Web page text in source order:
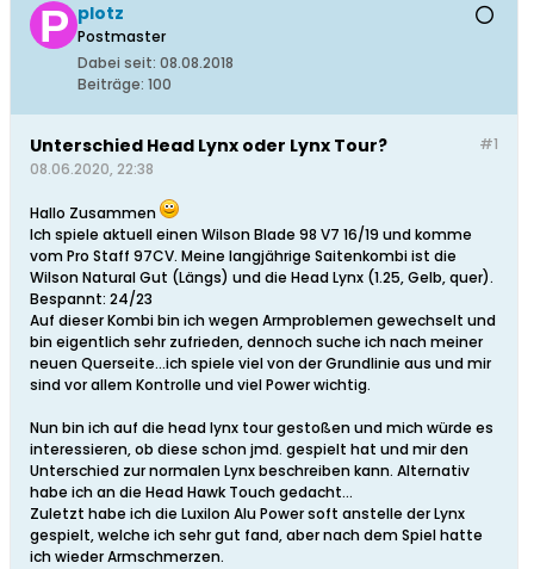
plotz
Postmaster
Dabei seit: 08.08.2018
Beiträge: 100
#1
Unterschied Head Lynx oder Lynx Tour?
08.06.2020, 22:38
Hallo Zusammen
Ich spiele aktuell einen Wilson Blade 98 V7 16/19 und komme
vom Pro Staff 97CV. Meine langjährige Saitenkombi ist die
Wilson Natural Gut (Längs) und die Head Lynx (1.25, Gelb, quer).
Bespannt: 24/23
Auf dieser Kombi bin ich wegen Armproblemen gewechselt und
bin eigentlich sehr zufrieden, dennoch suche ich nach meiner
neuen Querseite...ich spiele viel von der Grundlinie aus und mir
sind vor allem Kontrolle und viel Power wichtig.
Nun bin ich auf die head lynx tour gestoßen und mich würde es
interessieren, ob diese schon jmd. gespielt hat und mir den
Unterschied zur normalen Lynx beschreiben kann. Alternativ
habe ich an die Head Hawk Touch gedacht...
Zuletzt habe ich die Luxilon Alu Power soft anstelle der Lynx
gespielt, welche ich sehr gut fand, aber nach dem Spiel hatte
ich wieder Armschmerzen.